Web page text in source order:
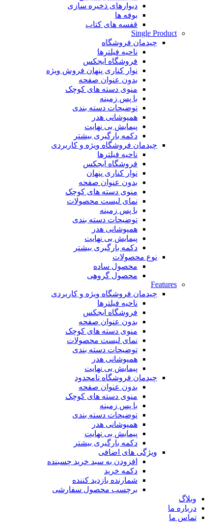
دیوارهای ذخیره سازی
بوفه ها
قفسه های کتاب
Single Product
چیدمان فروشگاه
ناحیه فیلترها
فروشگاه ایجکس
نوار کناری پنهان فروش ویژه
بدون عنوان صفحه
منوی دسته های کوچک
با پس زمینه
توضیحات دسته بندی
همپوشانی هدر
پیمایش بی نهایت
دکمه بارگیری بیشتر
چیدمان فروشگاه ویژه و کاربردی
ناحیه فیلترها
فروشگاه ایجکس
نوار کناری پنهان
بدون عنوان صفحه
منوی دسته های کوچک
نمای لیست محصولات
با پس زمینه
توضیحات دسته بندی
همپوشانی هدر
پیمایش بی نهایت
دکمه بارگیری بیشتر
نوع محصولات
محصول ساده
محصول گروهی
Features
چیدمان فروشگاه ویژه و کاربردی
ناحیه فیلترها
فروشگاه ایجکس
بدون عنوان صفحه
منوی دسته های کوچک
نمای لیست محصولات
توضیحات دسته بندی
همپوشانی هدر
پیمایش بی نهایت
چیدمان فروشگاه نامحدود
بدون عنوان صفحه
منوی دسته های کوچک
با پس زمینه
توضیحات دسته بندی
همپوشانی هدر
پیمایش بی نهایت
دکمه بارگیری بیشتر
ویژگی های اضافی
افزودن به سبد خرید چسبنده
دکمه خرید
شمارنده بازدید کننده
برچسب محصول سفارشی
وبلاگ
درباره ما
تماس ما